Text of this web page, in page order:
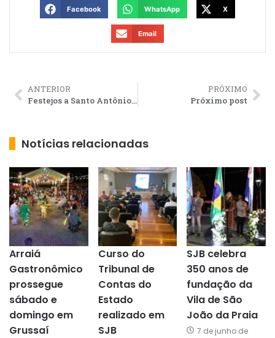
Facebook
WhatsApp X
Email
ANTERIOR
Festejos a Santo Antônio dão início ao Circuito Junino nesta quarta em SJB
PRÓXIMO
Próximo post
Notícias relacionadas
Arraiá
Gastronômico
prossegue
sábado e
domingo em
Grussaí
Curso do
Tribunal de
Contas do
Estado
realizado em
SJB
SJB celebra
350 anos de
fundação da
Vila de São
João da Praia
7 de junho de